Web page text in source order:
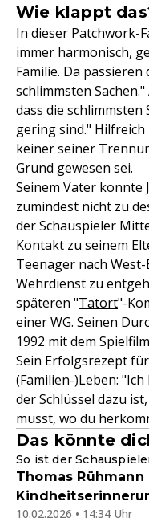
Wie klappt
In dieser Patchwork-
immer harmonisch,
Familie. Da
schlimmsten
dass die schlimmsten
gering sind." Hilfreich
keiner seiner
Grund gewesen sei.
Seinem Vater konnte
zumindest nicht zu
der Schauspieler
Kontakt zu seinem
Teenager nach
Wehrdienst zu
späteren "Tatort"-
einer WG. Seinen
1992 mit dem
Sein Erfolgsrezept
(Familien-)Leben:
der Schlüssel dazu
musst, wo du
Das könnte
So ist der
Thomas
10.02.2026 • 14:34 Uhr